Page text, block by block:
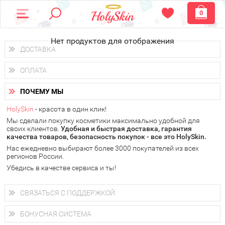
0
Нет продуктов для отображения
ДОСТАВКА
Доставка осуществляетсяпо всем городам России.
Вы можете выбрать доставку курьером, Почтой России или
получить заказ в пунктах выдачи PickPoint или пункте
самовывоза.
В 20 городах России доставка осуществляется ужена
следующий день.
у Вас всегда есть возможность получитьбесплатную
доставку от HolySkin.
подробнее об условиях доставки и оплаты в Вашем городе
ОПЛАТА
Вы можете оплатить свой заказ любым удобным способом:
наличными деньгами (
через интернет-банк (Альфа-банк, Сбербанк) и другими
электронными способами.
ПОЧЕМУ МЫ
HolySkin - красота в один клик!
Мы сделали покупку косметики максимально удобной для
своих клиентов. Удобная и быстрая доставка, гарантия
качества товаров, безопасность покупок - все это HolySkin.
Нас ежедневно выбирают более 3000 покупателей из всех
регионов России.
Убедись в качестве сервиса и ты!
СВЯЗАТЬСЯ С ПОДДЕРЖКОЙ
+7 (800) 707-24-55
Мы будем рады ответить на все Ваши вопросы по работе
магазина, проконсультировать по товарам, рассказать о
БОНУСНАЯ СИСТЕМА